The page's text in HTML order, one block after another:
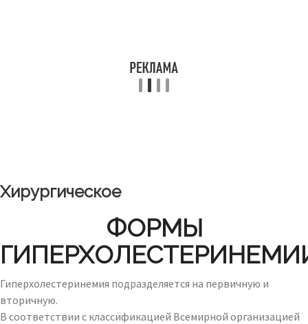
Хирургическое
ФОРМЫ
Гиперхолестеринемия подразделяется на первичную и
вторичную.
В соответствии с классификацией Всемирной организацией